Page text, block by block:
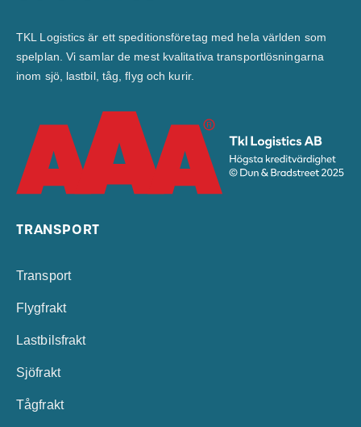
TKL Logistics är ett speditionsföretag med hela världen som
spelplan. Vi samlar de mest kvalitativa transportlösningarna
inom sjö, lastbil, tåg, flyg och kurir.
TRANSPORT
Transport
Flygfrakt
Lastbilsfrakt
Sjöfrakt
Tågfrakt